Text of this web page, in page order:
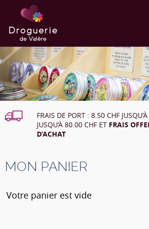
FRAIS DE PORT : 8.50 CHF
JUSQU’À 80.00 CHF ET FRAIS
D’ACHAT
MON PANIER
Votre panier est vide